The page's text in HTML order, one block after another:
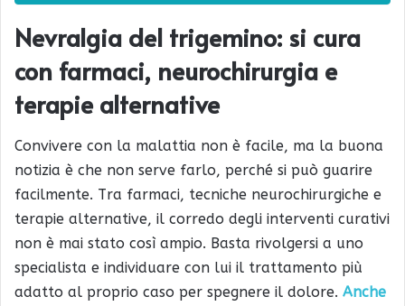
Nevralgia del trigemino: si cura
con farmaci, neurochirurgia e
terapie alternative
Convivere con la malattia non è facile, ma la buona
notizia è che non serve farlo, perché si può guarire
facilmente. Tra farmaci, tecniche neurochirurgiche e
terapie alternative, il corredo degli interventi curativi
non è mai stato così ampio. Basta rivolgersi a uno
specialista e individuare con lui il trattamento più
adatto al proprio caso per spegnere il dolore. Anche